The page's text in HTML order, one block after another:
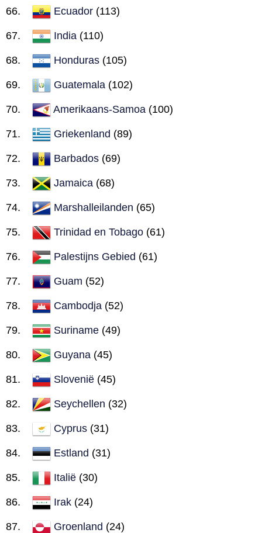
Ecuador (113)
India (110)
Honduras (105)
Guatemala (102)
Amerikaans-Samoa (100)
Griekenland (89)
Barbados (69)
Jamaica (68)
Marshalleilanden (65)
Trinidad en Tobago (61)
Palestijns Gebied (61)
Guam (52)
Cambodja (52)
Suriname (49)
Guyana (45)
Slovenië (45)
Seychellen (32)
Cyprus (31)
Estland (31)
Italië (30)
Irak (24)
Groenland (24)